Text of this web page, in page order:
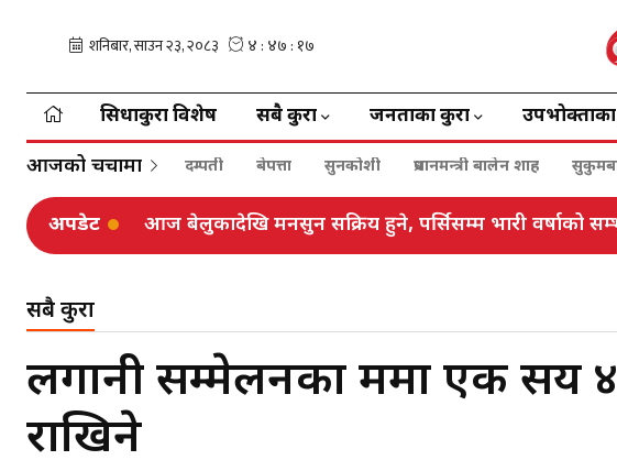
सिधाकुरा विशेष सबै कुरा जनताका कुरा
आजको चर्चामा दम्पती बेपत्ता सुनकोशी प्रधानमन्त्री बालेन शाह
अपडेट आज बेलुकादेखि मनसुन सक्रिय हुने, पर्सिसम्म भारी वर्षाको
सबै कुरा
लगानी सम्मेलनका क्रममा एक
राखिने